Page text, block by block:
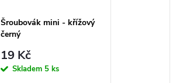
Šroubovák mini - křížový
černý
19 Kč
Skladem 5 ks